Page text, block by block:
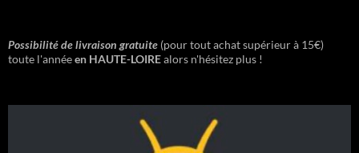
Possibilité de livraison gratuite (pour tout achat supérieur à 15€)
toute l'annéeen HAUTE-LOIREalors n'hésitez plus !